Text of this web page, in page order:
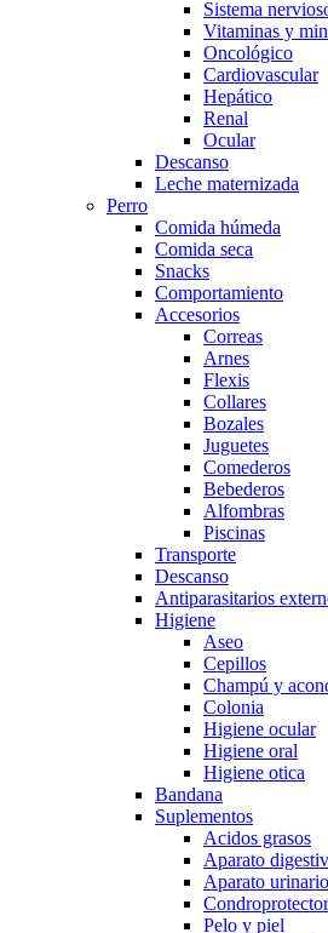
Sistema
Vitaminas y
Oncológico
Cardiovascular
Hepático
Renal
Ocular
Descanso
Leche maternizada
Perro
Comida húmeda
Comida seca
Snacks
Comportamiento
Accesorios
Correas
Arnes
Flexis
Collares
Bozales
Juguetes
Comederos
Bebederos
Alfombras
Piscinas
Transporte
Descanso
Antiparasitarios
Higiene
Aseo
Cepillos
Champú y
Colonia
Higiene ocular
Higiene oral
Higiene otica
Bandana
Suplementos
Acidos grasos
Aparato
Aparato urinario
Pelo y piel